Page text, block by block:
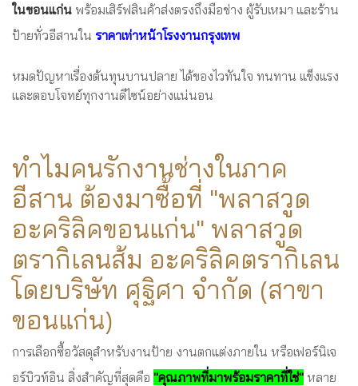
ในขอนแก่น พร้อมเสิร์ฟสินค้าส่งตรงถึงมือช่าง ผู้รับเหมา และร้าน
ป้ายทั่วอีสานใน ราคาเท่าหน้าโรงงานกรุงเทพ
หมดปัญหาเรื่องต้นทุนบานปลาย ได้ของไวทันใจ ทนทาน แข็งแรง
และตอบโจทย์ทุกงานดีไซน์อย่างแน่นอน
ทำไมคนรักงานช่างในภาค
อีสาน ต้องมาซื้อที่ "พลาสวูด
อะคริลิคขอนแก่น" พลาสวูด
ตรากิเลนส้ม อะคริลิคตรากิเลน
โดยบริษัท ศุฐิศา จำกัด (สาขา
ขอนแก่น)
การเลือกซื้อวัสดุสำหรับงานป้าย งานตกแต่งภายใน หรือเฟอร์นิเจ
อร์บิวท์อิน สิ่งสำคัญที่สุดคือ "คุณภาพที่มาพร้อมราคาที่ใช่" หลาย